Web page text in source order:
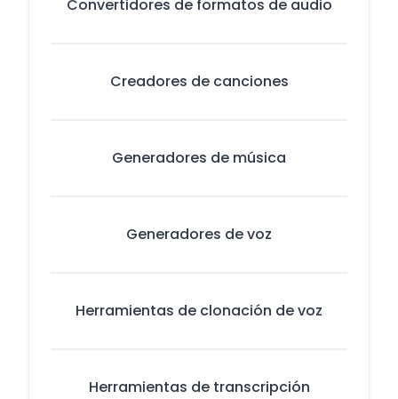
Convertidores de formatos de audio
Creadores de canciones
Generadores de música
Generadores de voz
Herramientas de clonación de voz
Herramientas de transcripción